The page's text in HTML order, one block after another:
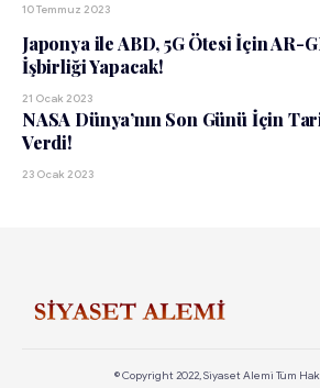
10 Temmuz 2023
Japonya ile ABD, 5G Ötesi İçin AR-
İşbirliği Yapacak!
21 Ocak 2023
NASA Dünya’nın Son Günü İçin
Verdi!
23 Ocak 2023
© Copyright 2022, Siyaset Alemi Tüm